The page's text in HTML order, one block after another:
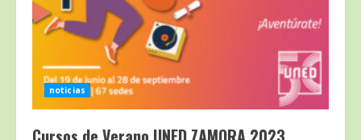
noticias